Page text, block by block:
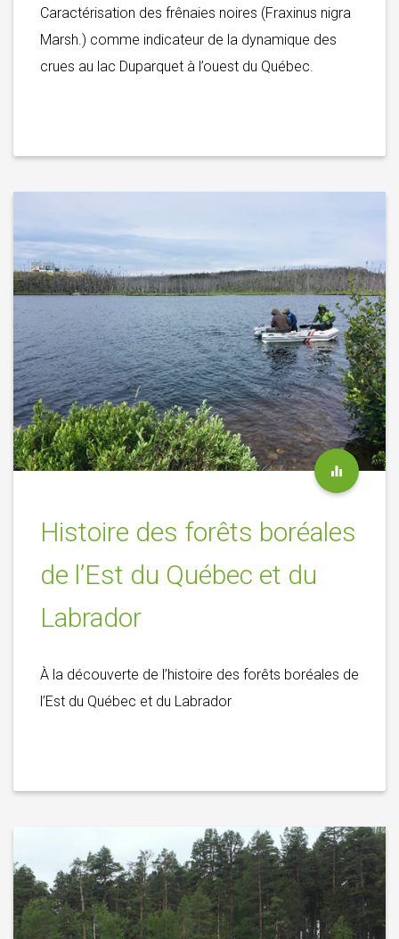
Caractérisation des frênaies noires (Fraxinus nigra
Marsh.) comme indicateur de la dynamique des
crues au lac Duparquet à l’ouest du Québec.
Histoire des forêts boréales
de l’Est du Québec et du
Labrador
À la découverte de l’histoire des forêts boréales de
l’Est du Québec et du Labrador